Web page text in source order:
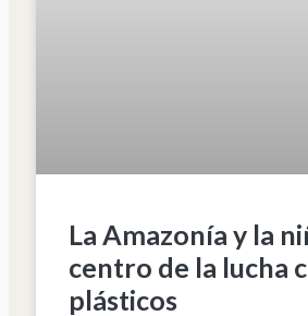
La Amazonía y la
centro de la lucha
plásticos